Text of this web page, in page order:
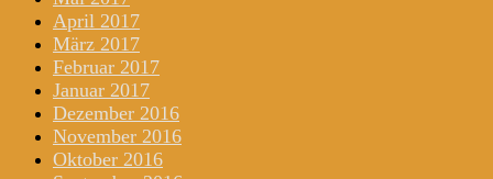
April 2017
März 2017
Februar 2017
Januar 2017
Dezember 2016
November 2016
Oktober 2016